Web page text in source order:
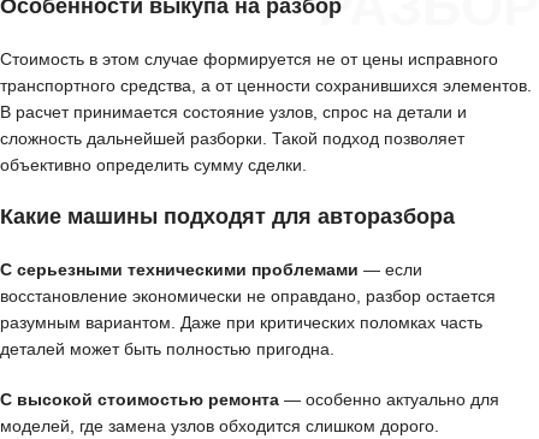
Особенности выкупа на разбор
Стоимость в этом случае формируется не от цены исправного
транспортного средства, а от ценности сохранившихся элементов.
В расчет принимается состояние узлов, спрос на детали и
сложность дальнейшей разборки. Такой подход позволяет
объективно определить сумму сделки.
Какие машины подходят для авторазбора
С серьезными техническими проблемами — если
восстановление экономически не оправдано, разбор остается
разумным вариантом. Даже при критических поломках часть
деталей может быть полностью пригодна.
С высокой стоимостью ремонта — особенно актуально для
моделей, где замена узлов обходится слишком дорого.